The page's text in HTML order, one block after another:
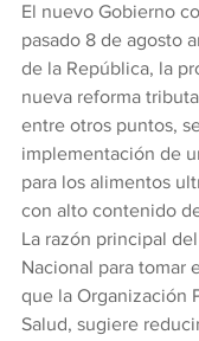
El nuevo Gobierno
pasado 8 de agosto
de la República, la
nueva reforma
entre otros puntos,
implementación de
para los alimentos
con alto contenido
La razón principal
Nacional para tomar
que la Organización
Salud, sugiere